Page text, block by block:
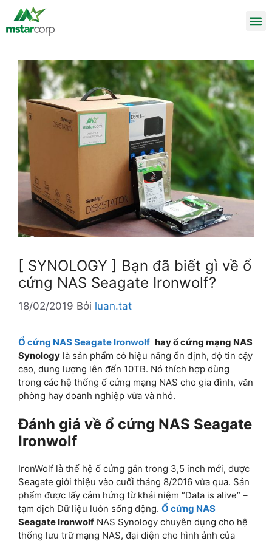
[ SYNOLOGY ] Bạn đã biết gì về ổ
cứng NAS Seagate Ironwolf?
18/02/2019 Bởi luan.tat
Ổ cứng NAS Seagate Ironwolf hay ổ cứng mạng NAS
Synology là sản phẩm có hiệu năng ổn định, độ tin cậy
cao, dung lượng lên đến 10TB. Nó thích hợp dùng
trong các hệ thống ổ cứng mạng NAS cho gia đình, văn
phòng hay doanh nghiệp vừa và nhỏ.
Đánh giá về ổ cứng NAS Seagate
Ironwolf
IronWolf là thế hệ ổ cứng gắn trong 3,5 inch mới, được
Seagate giới thiệu vào cuối tháng 8/2016 vừa qua. Sản
phẩm được lấy cảm hứng từ khái niệm “Data is alive” –
tạm dịch Dữ liệu luôn sống động. Ổ cứng NAS
Seagate Ironwolf NAS Synology chuyên dụng cho hệ
thống lưu trữ mạng NAS, đại diện cho hình ảnh của